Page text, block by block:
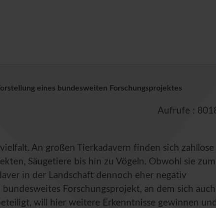
eines bundesweiten Forschungsprojektes
Aufrufe :
An großen Tierkadavern finden sich zahllose
Säugetiere bis hin zu Vögeln. Obwohl sie zum
in der Landschaft dennoch eher negativ
Forschungsprojekt, an dem sich auch
will hier weitere Erkenntnisse gewinnen und